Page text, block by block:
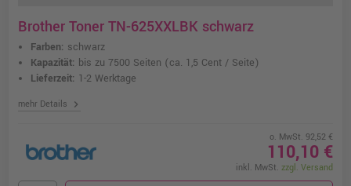
Brother Toner TN-625XXLBK schwarz
Farben: schwarz
Kapazität: bis zu 7500 Seiten (ca. 1,5 Cent / Seite)
Lieferzeit: 1-2 Werktage
mehr Details chevron_right
o. MwSt. 92,52 €
110,10 €
inkl. MwSt. zzgl. Versand